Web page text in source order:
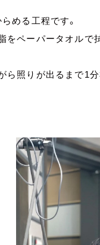
める工程です。
をペーパータオルで
ら照りが出るまで1